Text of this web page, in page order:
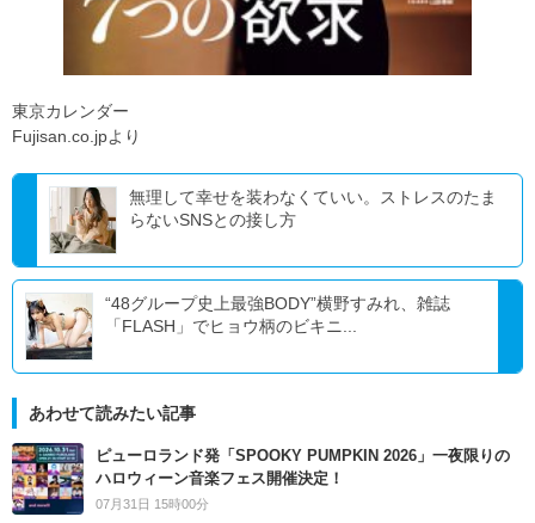
東京カレンダー
Fujisan.co.jpより
無理して幸せを装わなくていい。ストレスのたま
らないSNSとの接し方
“48グループ史上最強BODY”横野すみれ、雑誌
「FLASH」でヒョウ柄のビキニ...
あわせて読みたい記事
ピューロランド発「SPOOKY PUMPKIN 2026」一夜限りの
ハロウィーン音楽フェス開催決定！
07月31日 15時00分